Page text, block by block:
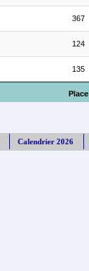
Place
367
124
135
Calendrier 2026